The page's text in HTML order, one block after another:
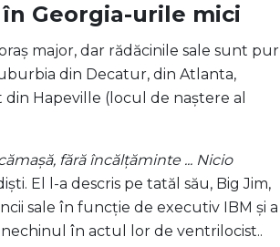
Georgia-urile mici
major, dar rădăcinile sale sunt pur
din Decatur, din Atlanta,
Hapeville (locul de naștere al
fără încălțăminte ... Nicio
El l-a descris pe tatăl său, Big Jim,
sale în funcție de executiv IBM și a
în actul lor de ventrilocist..